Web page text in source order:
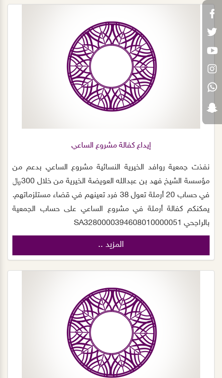
إيداع كفالة مشروع الساعي
نفذت جمعية روافد الخيرية النسائية مشروع الساعي بدعم من
مؤسسة الشيخ فهد بن عبدالله العويضة الخيرية من خلال 300﷼
في حساب 20 أرملة تعول 38 فرد تعينهم في قضاء مستلزماتهم.
يمكنكم كفالة أرملة في مشروع الساعي على حساب الجمعية
بالراجحي SA3280000394608010000051
المزيد ..